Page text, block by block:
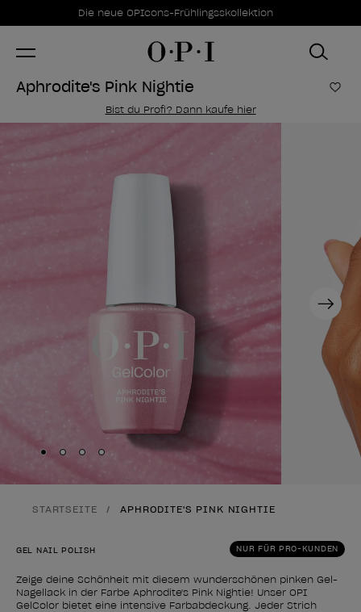
Sonderangebote
Die neue OPIcons-Frühlingsskollektion
Item 1 of 1
Aphrodite's Pink Nightie Zur
Bist du Profi? Dann kaufe hier
Next
Skip to slide
Skip to slide
Skip to slide
Skip to slide 4
STARTSEITE APHRODITE'S PINK NIGHTIE
NUR FÜR PRO-KUNDEN
GEL NAIL POLISH
Zeige deine Schönheit mit diesem wunderschönen pinken Gel-
Nagellack in der Farbe Aphrodite's Pink Nightie! Unser OPI
GelColor bietet eine intensive Farbabdeckung. Jeder Strich